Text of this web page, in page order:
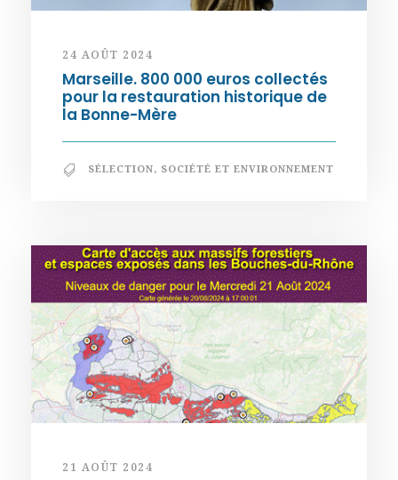
24 AOÛT 2024
Marseille. 800 000 euros collectés
pour la restauration historique de
la Bonne-Mère
SÉLECTION, SOCIÉTÉ ET ENVIRONNEMENT
21 AOÛT 2024